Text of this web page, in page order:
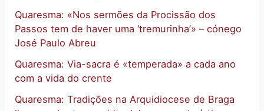
Quaresma: «Nos sermões da Procissão dos
Passos tem de haver uma ‘tremurinha’» – cónego
José Paulo Abreu
Quaresma: Via-sacra é «temperada» a cada ano
com a vida do crente
Quaresma: Tradições na Arquidiocese de Braga